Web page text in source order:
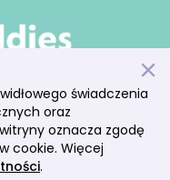
świadczenia
oraz
oznacza zgodę
cookie. Więcej
.